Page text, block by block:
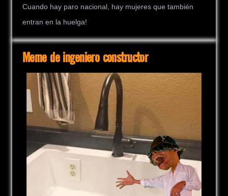
Cuando hay paro nacional, hay mujeres que también
entran en la huelga!
Meme de ingeniero constructor